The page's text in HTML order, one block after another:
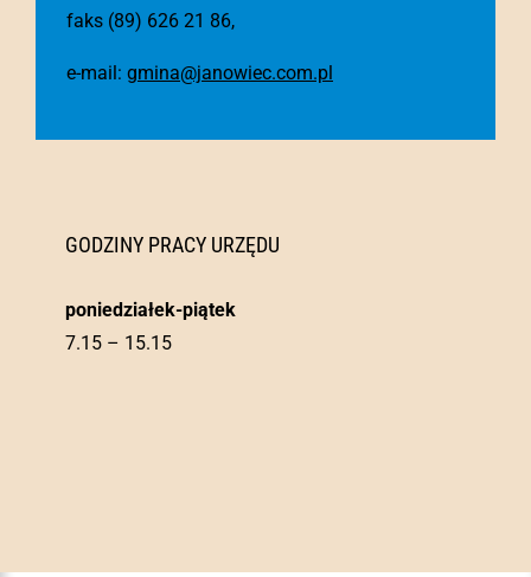
faks (89) 626 21 86,
e-mail: gmina@janowiec.com.pl
GODZINY PRACY URZĘDU
poniedziałek-piątek
7.15 – 15.15